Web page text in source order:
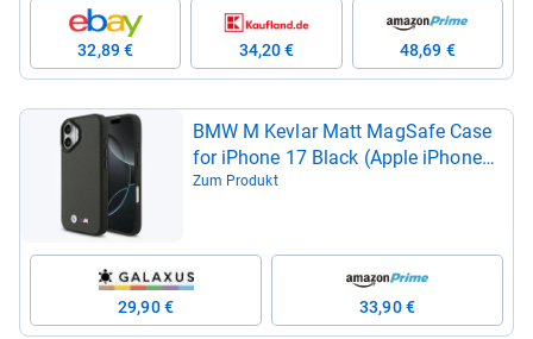
32,89 € 34,20 € 48,69 €
BMW M Kev­lar Matt Mag­Safe Case
for iPhone 17 Black (Apple iPhone
17) (62225350)
Zum Produkt
29,90 € 33,90 €